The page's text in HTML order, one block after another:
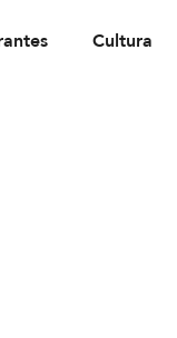
Cultura